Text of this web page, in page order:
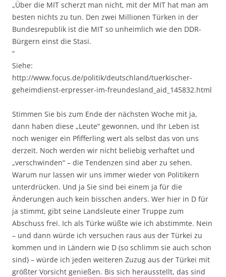
„Über die MIT scherzt man nicht, mit der MIT hat man am
besten nichts zu tun. Den zwei Millionen Türken in der
Bundesrepublik ist die MIT so unheimlich wie den DDR-
Bürgern einst die Stasi.
“
Siehe:
http://www.focus.de/politik/deutschland/tuerkischer-
geheimdienst-erpresser-im-freundesland_aid_145832.html
Stimmen Sie bis zum Ende der nächsten Woche mit ja,
dann haben diese „Leute“ gewonnen, und Ihr Leben ist
noch weniger ein Pfifferling wert als selbst das von uns
derzeit. Noch werden wir nicht beliebig verhaftet und
„verschwinden“ – die Tendenzen sind aber zu sehen.
Warum nur lassen wir uns immer wieder von Politikern
unterdrücken. Und ja Sie sind bei einem ja für die
Änderungen auch kein bisschen anders. Wer hier in D für
ja stimmt, gibt seine Landsleute einer Truppe zum
Abschuss frei. Ich als Türke wüßte wie ich abstimmte. Nein
– und dann würde ich versuchen raus aus der Türkei zu
kommen und in Ländern wie D (so schlimm sie auch schon
sind) – würde ich jeden weiteren Zuzug aus der Türkei mit
größter Vorsicht genießen. Bis sich herausstellt, das sind